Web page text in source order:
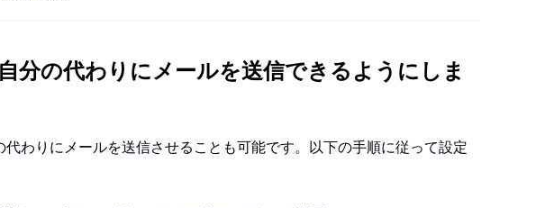
分の代わりにメールを送信できるようにしま
わりにメールを送信させることも可能です。以下の手順に従って設定